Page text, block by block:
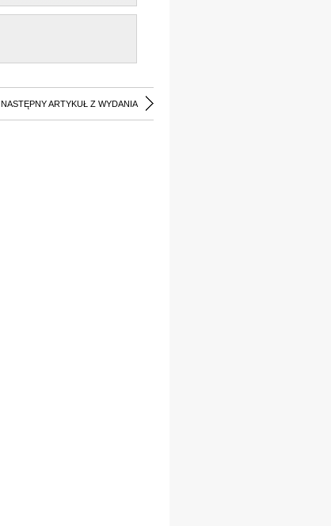
NASTĘPNY ARTYKUŁ Z WYDANIA